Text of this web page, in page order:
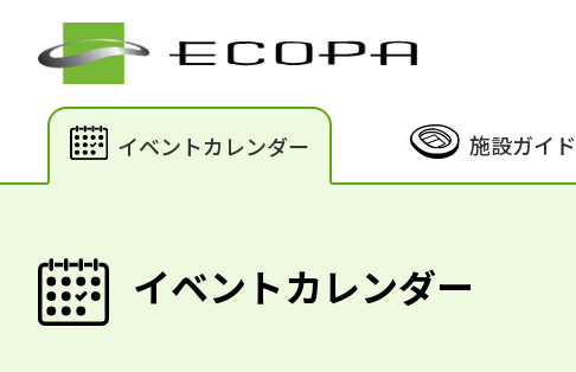
イベントカレンダー 施設ガイド
イベントカレンダー